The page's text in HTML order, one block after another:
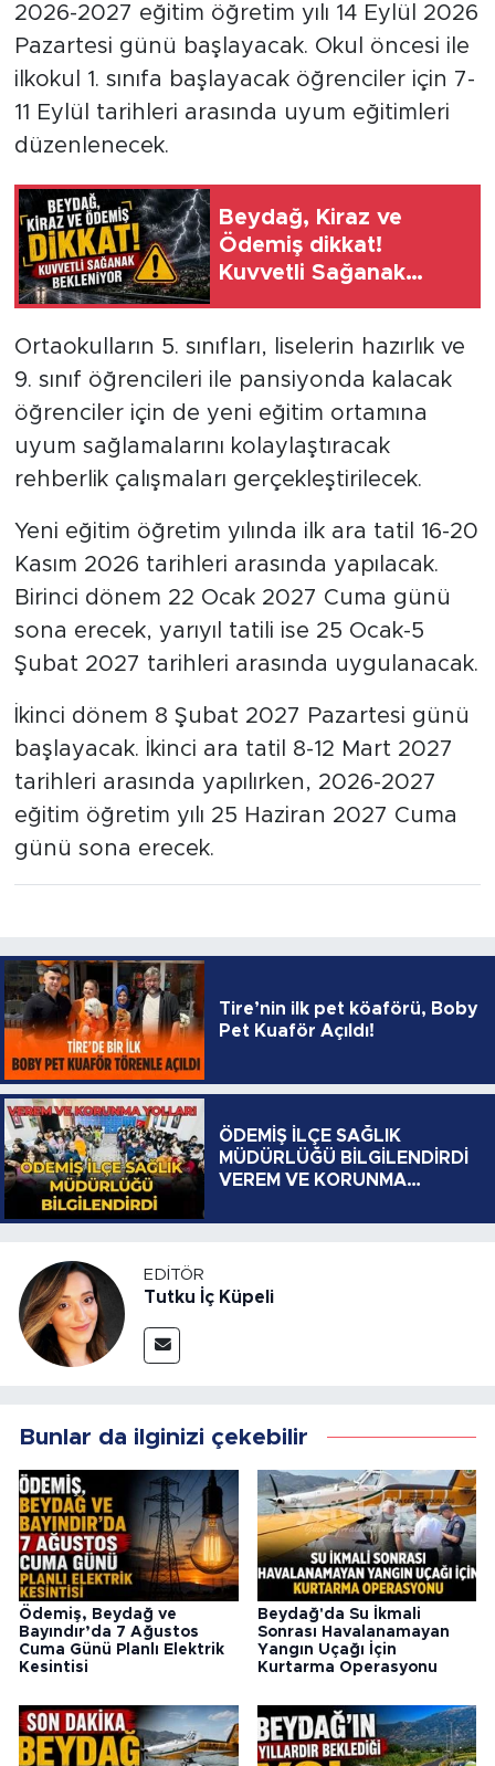
2026-2027 eğitim öğretim yılı 14 Eylül 2026
Pazartesi günü başlayacak. Okul öncesi ile
ilkokul 1. sınıfa başlayacak öğrenciler için 7-
11 Eylül tarihleri arasında uyum eğitimleri
düzenlenecek.
Beydağ, Kiraz ve
Ödemiş dikkat!
Kuvvetli Sağanak
Ortaokulların 5. sınıfları, liselerin hazırlık ve
9. sınıf öğrencileri ile pansiyonda kalacak
öğrenciler için de yeni eğitim ortamına
uyum sağlamalarını kolaylaştıracak
rehberlik çalışmaları gerçekleştirilecek.
Yeni eğitim öğretim yılında ilk ara tatil 16-20
Kasım 2026 tarihleri arasında yapılacak.
Birinci dönem 22 Ocak 2027 Cuma günü
sona erecek, yarıyıl tatili ise 25 Ocak-5
Şubat 2027 tarihleri arasında uygulanacak.
İkinci dönem 8 Şubat 2027 Pazartesi günü
başlayacak. İkinci ara tatil 8-12 Mart 2027
tarihleri arasında yapılırken, 2026-2027
eğitim öğretim yılı 25 Haziran 2027 Cuma
günü sona erecek.
Tire’nin ilk pet köaförü, Boby
Pet Kuaför Açıldı!
ÖDEMİŞ İLÇE SAĞLIK
MÜDÜRLÜĞÜ BİLGİLENDİRDİ
VEREM VE KORUNMA
EDITÖR
Tutku İç Küpeli
Bunlar da ilginizi çekebilir
Ödemiş, Beydağ ve
Bayındır’da 7 Ağustos
Cuma Günü Planlı Elektrik
Kesintisi
Beydağ'da Su İkmali
Sonrası Havalanamayan
Yangın Uçağı İçin
Kurtarma Operasyonu